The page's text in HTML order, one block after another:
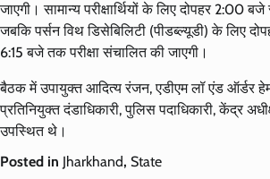
जाएगी। सामान्य परीक्षार्थियों के लिए दोपहर 2:00
जबकि पर्सन विथ डिसेबिलिटी (पीडब्ल्यूडी) के लिए
6:15 बजे तक परीक्षा संचालित की जाएगी।
बैठक में उपायुक्त आदित्य रंजन, एडीएम लॉ एंड ऑर्डर
प्रतिनियुक्त दंडाधिकारी, पुलिस पदाधिकारी, केंद्र
उपस्थित थे।
Posted in Jharkhand, State